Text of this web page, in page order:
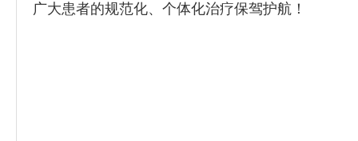
广大患者的规范化、个体化治疗保驾护航！